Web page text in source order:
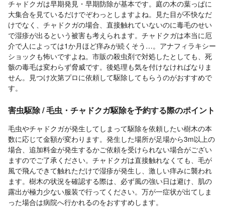
チャドクガは早期発見・早期防除が基本です。庭の木の葉っぱに
大集合を見ているだけでぞわっとしますよね。見た目が不快なだ
けでなく、チャドクガの場合、直接触れていないのに毒毛のせい
で湿疹が出るという被害も考えられます。チャドクガは本当に厄
介で人によっては1か月ほど痒みが続くそう…。アナフィラキシー
ショックも怖いですよね。市販の殺虫剤で対処したとしても、死
骸の毒毛は変わらず脅威です。後処理も気を付けなければなりま
せん。見つけ次第プロに依頼して駆除してもらうのがおすすめで
す。
害虫駆除 / 毛虫・チャドクガ駆除を予約する際のポイント
毛虫やチャドクガが発生してしまって駆除を依頼したい樹木の本
数に応じて金額が変わります。発生した場所が足場から3m以上の
場合、追加料金が発生するかご依頼を受けられない場合がござい
ますのでご了承ください。チャドクガは直接触れなくても、毛が
風で飛んできて触れただけで湿疹が発生し、激しい痒みに襲われ
ます。樹木の状況を確認する際は、必ず風の強い日は避け、肌の
露出が極力少ない服装で行ってください。万が一症状が出てしま
った場合は病院へ行かれるのをおすすめします。